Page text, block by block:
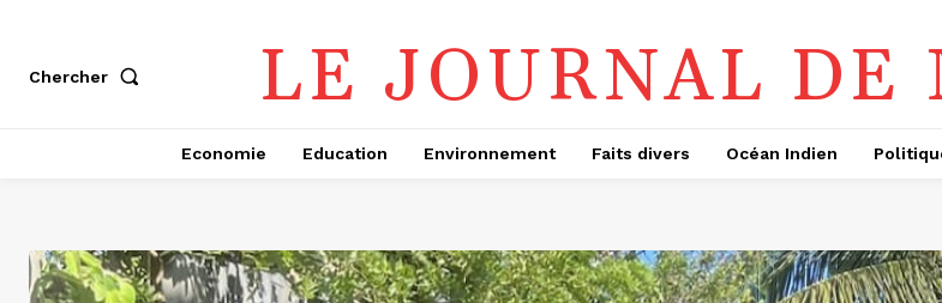
Chercher LE JOURNAL DE
Economie Education Environnement Faits divers Océan Indien